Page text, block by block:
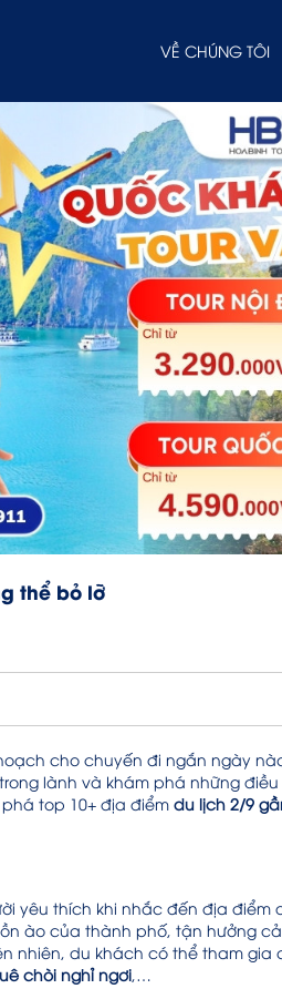
VỀ CHÚNG TÔI
thể bỏ lỡ
cho chuyến đi ngắn ngày
lành và khám phá những
top 10+ địa điểm du lịch 2/9
yêu thích khi nhắc đến địa điểm
ào của thành phố, tận hưởng
nhiên, du khách có thể tham
chòi nghỉ ngơi,…